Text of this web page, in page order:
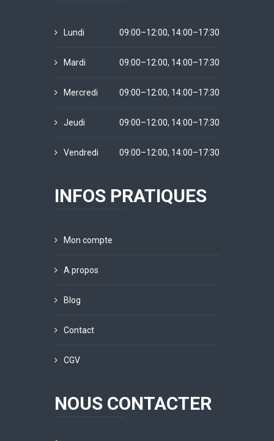
Lundi 09:00–12:00, 14:00–17:30
Mardi 09:00–12:00, 14:00–17:30
Mercredi 09:00–12:00, 14:00–17:30
Jeudi 09:00–12:00, 14:00–17:30
Vendredi 09:00–12:00, 14:00–17:30
INFOS PRATIQUES
Mon compte
A propos
Blog
Contact
CGV
NOUS CONTACTER